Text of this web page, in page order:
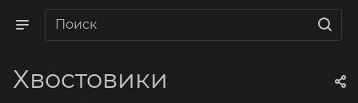
Хвостовики